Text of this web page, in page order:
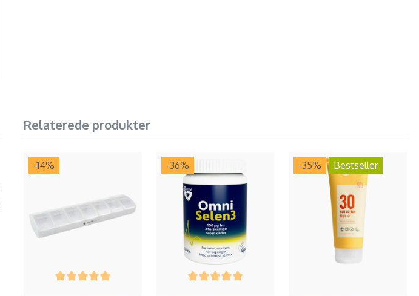
Relaterede produkter
-14% -36% -35% Bestseller